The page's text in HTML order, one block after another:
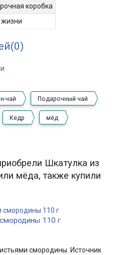
коробка
жизни
0)
чай Подарочный чай
Кедр мёд
Шкатулка из
мёда, также купили
110 г
смородины. Источник